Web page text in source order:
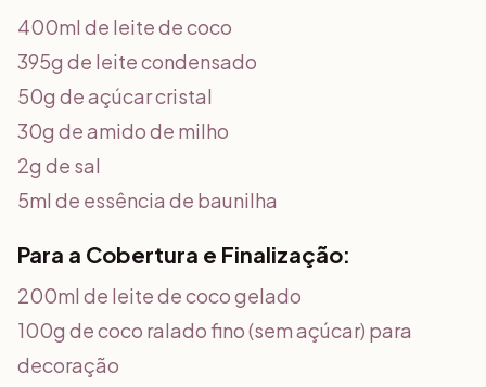
400ml de leite de coco
395g de leite condensado
50g de açúcar cristal
30g de amido de milho
2g de sal
5ml de essência de baunilha
Para a Cobertura e Finalização:
200ml de leite de coco gelado
100g de coco ralado fino (sem açúcar) para
decoração